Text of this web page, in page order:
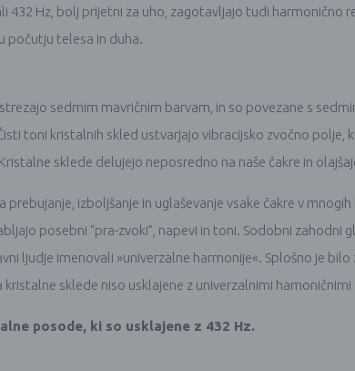
432 Hz, bolj prijetni za uho, zagotavljajo tudi harmonično
počutju telesa in duha.
sedmim mavričnim barvam, in so povezane s
toni kristalnih skled ustvarjajo vibracijsko zvočno polje,
sklede delujejo neposredno na naše čakre in
prebujanje, izboljšanje in uglaševanje vsake čakre v
posebni “pra-zvoki”, napevi in ​​toni. Sodobni
ljudje imenovali »univerzalne harmonije«. Splošno je
kristalne sklede niso usklajene z univerzalnimi
posode, ki so usklajene z 432 Hz.